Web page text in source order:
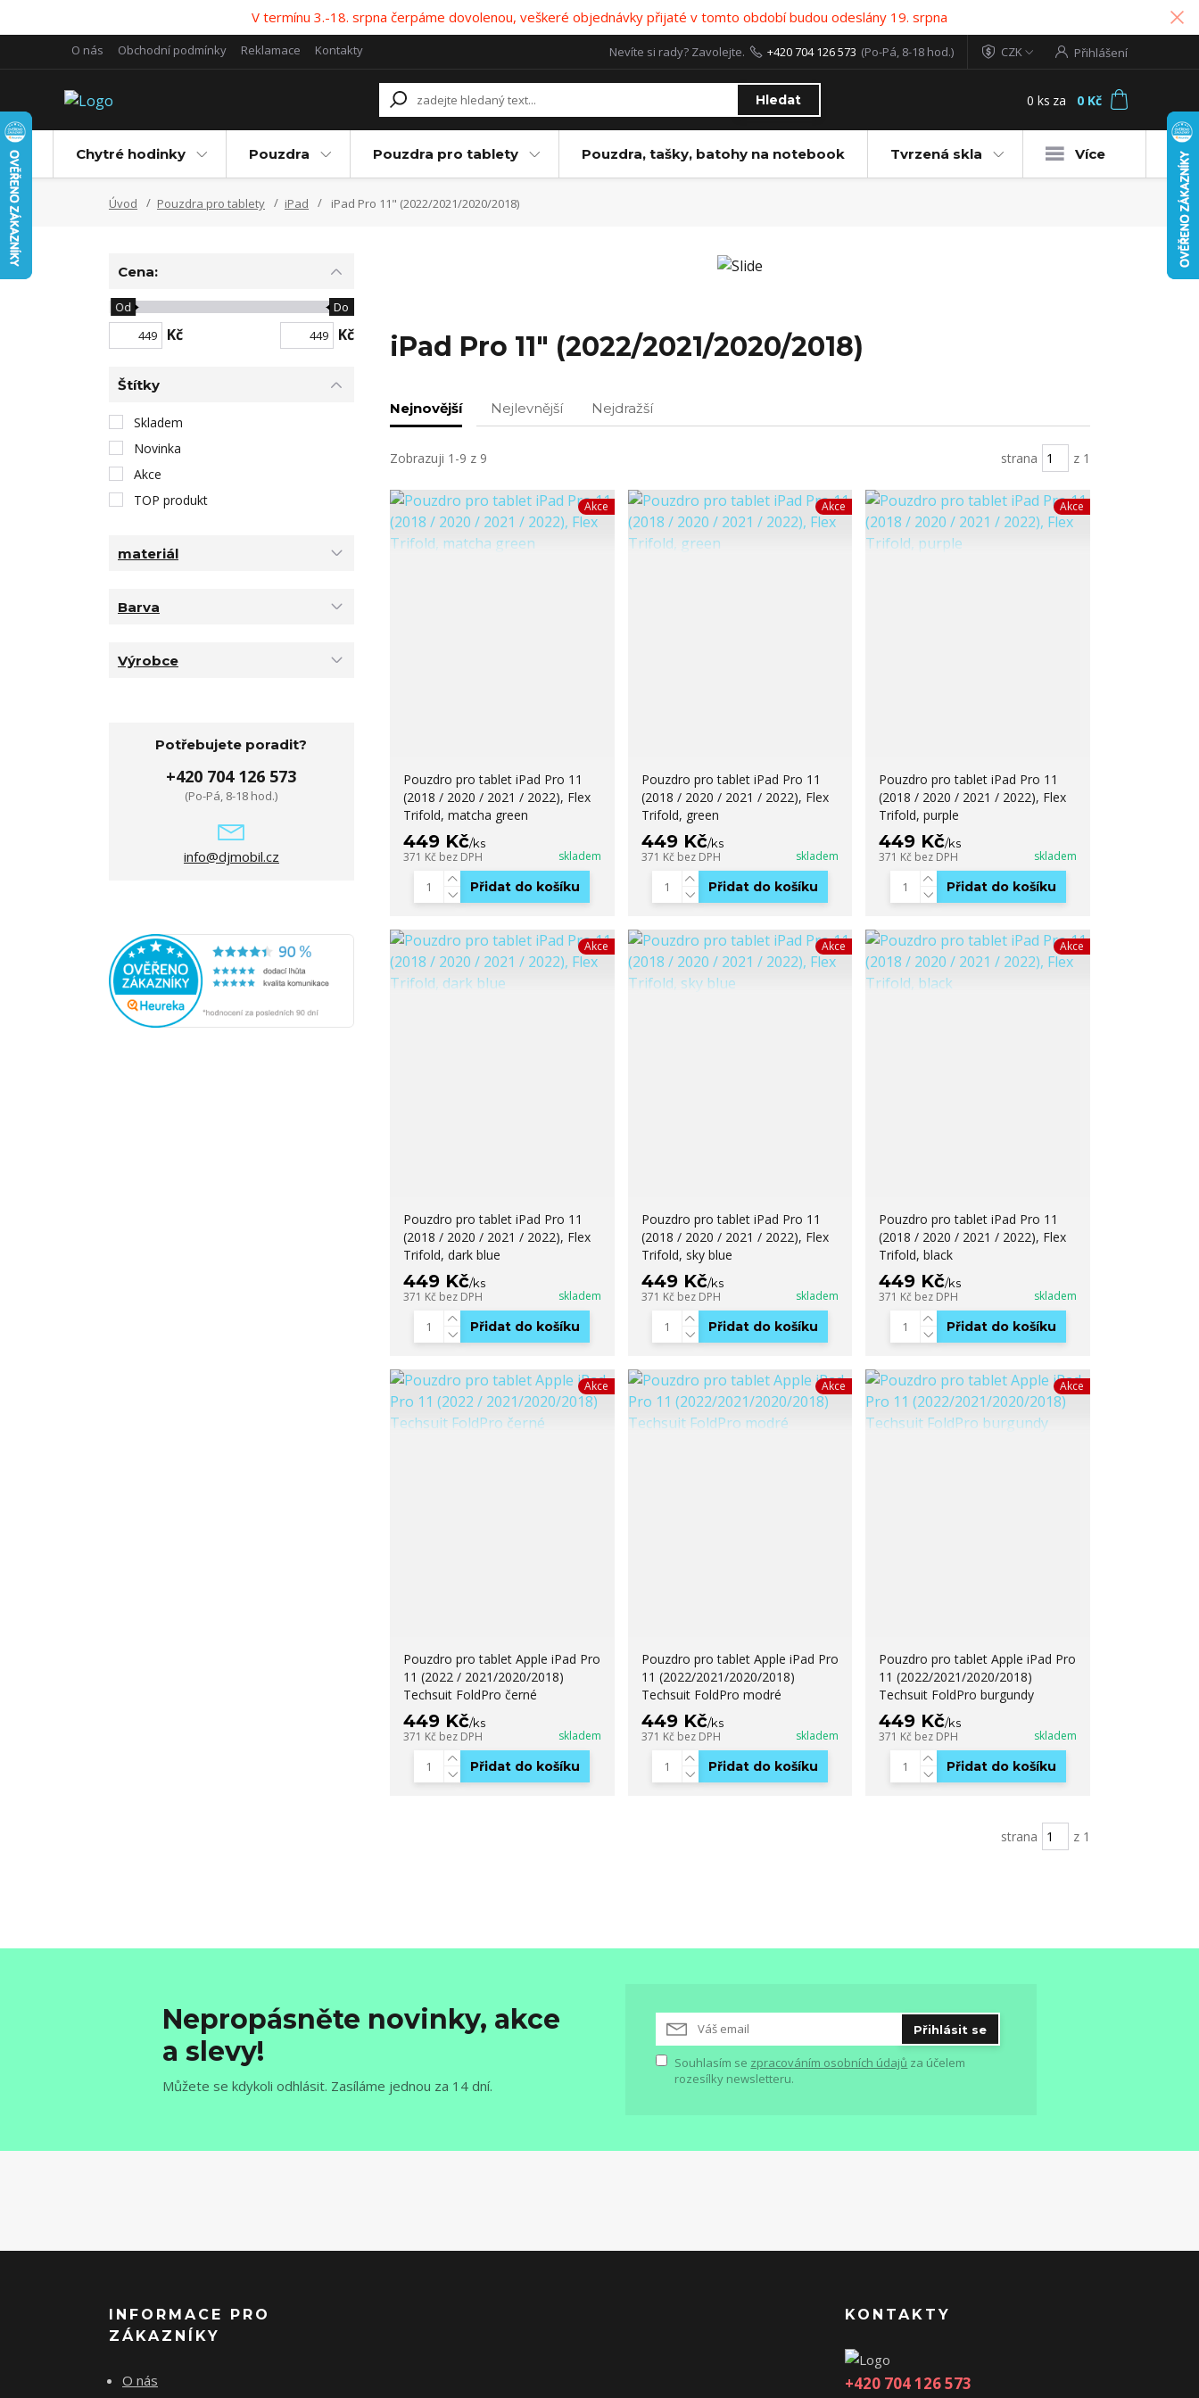
V termínu 3.-18. srpna čerpáme dovolenou, veškeré objednávky přijaté v tomto období budou odeslány 19. srpna
O nás Obchodní podmínky Reklamace Kontakty CZK Přihlášení
Hledat
Nevíte si rady? Zavolejte. +420 704 126 573 (Po-Pá, 8-18 hod.)
0 ks za 0 Kč
Chytré hodinky Pouzdra Pouzdra pro tablety Pouzdra, tašky, batohy na notebook Tvrzená skla Více
Úvod Pouzdra pro tablety iPad iPad Pro 11" (2022/2021/2020/2018)
iPad Pro 11" (2022/2021/2020/2018)
Nejnovější Nejlevnější Nejdražší
Zobrazuji 1-9 z 9 strana z 1
Akce
Pouzdro pro tablet iPad Pro 11
(2018 / 2020 / 2021 / 2022), Flex
Trifold, matcha green
449 Kč/ks
371 Kč bez DPH skladem
Přidat do košíku
Akce
Pouzdro pro tablet iPad Pro 11
(2018 / 2020 / 2021 / 2022), Flex
Trifold, green
449 Kč/ks
371 Kč bez DPH skladem
Přidat do košíku
Akce
Pouzdro pro tablet iPad Pro 11
(2018 / 2020 / 2021 / 2022), Flex
Trifold, purple
449 Kč/ks
371 Kč bez DPH skladem
Přidat do košíku
Akce
Pouzdro pro tablet iPad Pro 11
(2018 / 2020 / 2021 / 2022), Flex
Trifold, dark blue
449 Kč/ks
371 Kč bez DPH skladem
Přidat do košíku
Akce
Pouzdro pro tablet iPad Pro 11
(2018 / 2020 / 2021 / 2022), Flex
Trifold, sky blue
449 Kč/ks
371 Kč bez DPH skladem
Přidat do košíku
Akce
Pouzdro pro tablet iPad Pro 11
(2018 / 2020 / 2021 / 2022), Flex
Trifold, black
449 Kč/ks
371 Kč bez DPH skladem
Přidat do košíku
Akce
Pouzdro pro tablet Apple iPad Pro
11 (2022 / 2021/2020/2018)
Techsuit FoldPro černé
449 Kč/ks
371 Kč bez DPH skladem
Přidat do košíku
Akce
Pouzdro pro tablet Apple iPad Pro
11 (2022/2021/2020/2018)
Techsuit FoldPro modré
449 Kč/ks
371 Kč bez DPH skladem
Přidat do košíku
Akce
Pouzdro pro tablet Apple iPad Pro
11 (2022/2021/2020/2018)
Techsuit FoldPro burgundy
449 Kč/ks
371 Kč bez DPH skladem
Přidat do košíku
strana z 1
Cena:
Kč
Od Do
Kč
Štítky
Skladem
Novinka
Akce
TOP produkt
materiál
Barva
Výrobce
Potřebujete poradit?
+420 704 126 573
(Po-Pá, 8-18 hod.)
info@djmobil.cz
Nepropásněte novinky, akce
a slevy!
Můžete se kdykoli odhlásit. Zasíláme jednou za 14 dní.
Přihlásit se
Souhlasím se zpracováním osobních údajů za účelem
rozesílky newsletteru.
INFORMACE PRO
ZÁKAZNÍKY
O nás
KONTAKTY
+420 704 126 573